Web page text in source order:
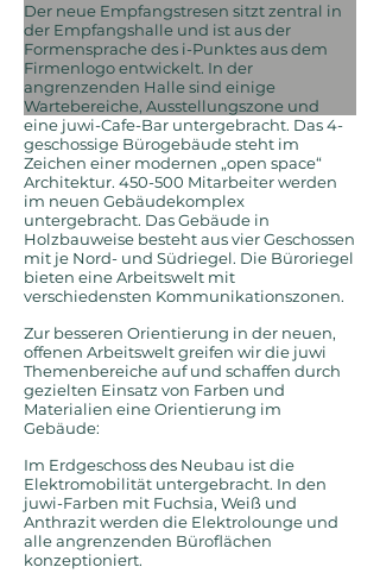
Der neue Empfangstresen sitzt zentral in
der Empfangshalle und ist aus der
Formensprache des i-Punktes aus dem
Firmenlogo entwickelt. In der
angrenzenden Halle sind einige
Wartebereiche, Ausstellungszone und
eine juwi-Cafe-Bar untergebracht. Das 4-
geschossige Bürogebäude steht im
Zeichen einer modernen „open space“
Architektur. 450-500 Mitarbeiter werden
im neuen Gebäudekomplex
untergebracht. Das Gebäude in
Holzbauweise besteht aus vier Geschossen
mit je Nord- und Südriegel. Die Büroriegel
bieten eine Arbeitswelt mit
verschiedensten Kommunikationszonen.
Zur besseren Orientierung in der neuen,
offenen Arbeitswelt greifen wir die juwi
Themenbereiche auf und schaffen durch
gezielten Einsatz von Farben und
Materialien eine Orientierung im
Gebäude:
Im Erdgeschoss des Neubau ist die
Elektromobilität untergebracht. In den
juwi-Farben mit Fuchsia, Weiß und
Anthrazit werden die Elektrolounge und
alle angrenzenden Büroflächen
konzeptioniert.